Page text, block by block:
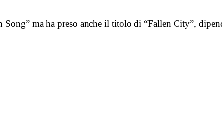
ma ha preso anche il titolo di “Fallen City”,